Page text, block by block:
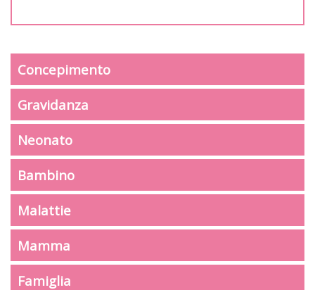
Concepimento
Gravidanza
Neonato
Bambino
Malattie
Mamma
Famiglia